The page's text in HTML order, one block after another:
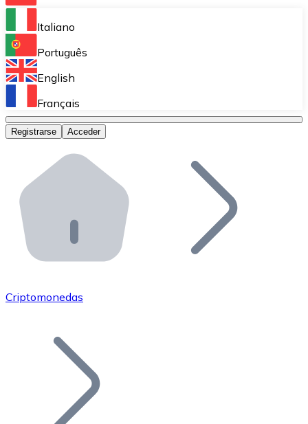
Bitnovo Ramp
Integra nuestra solución en tu plataforma.
Bitnovo Giftcards
Bitnovo OTC
Bitnovo ATM
Integra un ATM Bitnovo en tu negocio y permite que
Bitnovo API
Integra nuestra API en tu ecosistema.
Únete a nuestra red de distribuidores.
Añade tu proyecto a nuestro ecosistema.
Italiano
Português
English
Français
Registrarse Acceder
Criptomonedas